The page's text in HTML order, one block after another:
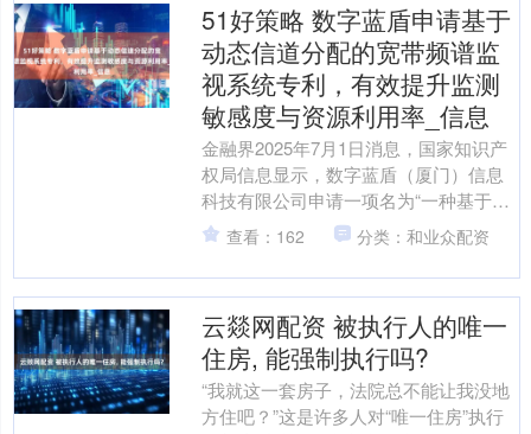
51好策略 数字蓝盾申请基于
动态信道分配的宽带频谱监
视系统专利，有效提升监测
敏感度与资源利用率_信息
金融界2025年7月1日消息，国家知识产
权局信息显示，数字蓝盾（厦门）信息
科技有限公司申请一项名为“一种基于动
态信道分配的宽带频谱监视系统”的专
利，公开号CN1....
查看：162 分类：和业众配资
云燚网配资 被执行人的唯一
住房, 能强制执行吗?
“我就这一套房子，法院总不能让我没地
方住吧？”这是许多人对“唯一住房”执行